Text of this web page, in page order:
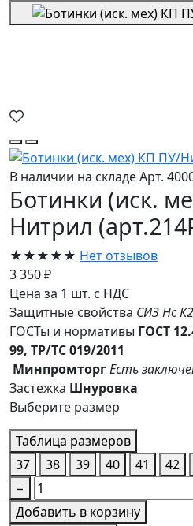
В наличии на складеАрт.
Ботинки (иск.
Нитрил
★★★★★ Нет отзывов
3 350 ₽
Цена за 1 шт. с НДС
Защитные свойства СИЗНс
ГОСТы и нормативы ГОСТ
99, ТР/ТС 019/2011
МинпромторгЕсть
Застежка Шнуровка
Выберите размер
Таблица размеров
37
38 39 40 41 42
−
Добавить в корзину